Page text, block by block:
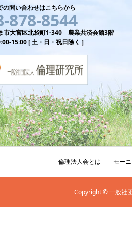
の問い合わせはこちらから
878-8544
大宮区北袋町1-340 農業共済会館3階
15:00 [ 土・日・祝日除く ]
倫理法人会とは モー
Copyright © 一般社